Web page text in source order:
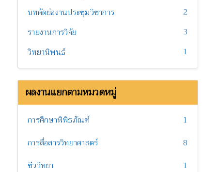
บทคัดย่องานประชุมวิชาการ
2
รายงานการวิจัย
3
วิทยานิพนธ์
1
ผลงานแยกตามหมวดหมู่
การศึกษาพิพิธภัณฑ์
1
การสื่อสารวิทยาศาสตร์
8
ชีววิทยา
1